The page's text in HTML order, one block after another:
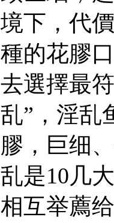
境下，代
種的花膠
去選擇最
乱”，淫乱
膠，巨细
乱是10几
相互举薦